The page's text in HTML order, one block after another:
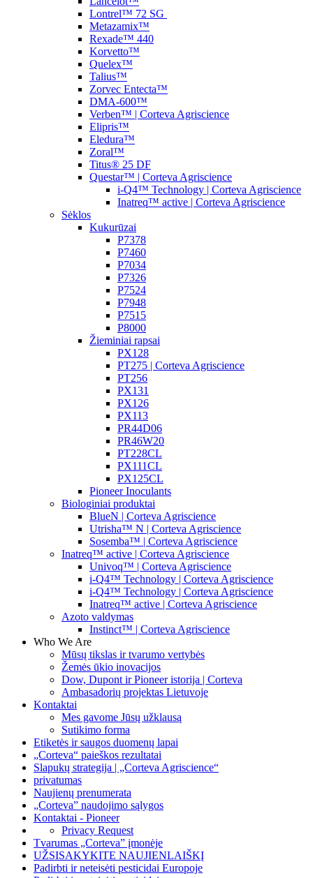
Lontrel™ 72 SG
Metazamix™
Rexade™ 440
Korvetto™
Quelex™
Talius™
Zorvec Entecta™
DMA-600™
Verben™ | Corteva Agriscience
Elipris™
Eledura™
Zoral™
Titus® 25 DF
Questar™ | Corteva Agriscience
i-Q4™ Technology | Corteva Agriscience
Inatreq™ active | Corteva Agriscience
Sėklos
Kukurūzai
P7378
P7460
P7034
P7326
P7524
P7948
P7515
P8000
Žieminiai rapsai
PX128
PT275 | Corteva Agriscience
PT256
PX131
PX126
PX113
PR44D06
PR46W20
PT228CL
PX111CL
PX125CL
Pioneer Inoculants
Biologiniai produktai
BlueN | Corteva Agriscience
Utrisha™ N | Corteva Agriscience
Sosemba™ | Corteva Agriscience
Inatreq™ active | Corteva Agriscience
Univoq™ | Corteva Agriscience
i-Q4™ Technology | Corteva Agriscience
i-Q4™ Technology | Corteva Agriscience
Inatreq™ active | Corteva Agriscience
Azoto valdymas
Instinct™ | Corteva Agriscience
Who We Are
Mūsų tikslas ir tvarumo vertybės
Žemės ūkio inovacijos
Dow, Dupont ir Pioneer istorija | Corteva
Ambasadorių projektas Lietuvoje
Kontaktai
Mes gavome Jūsų užklausą
Sutikimo forma
Etiketės ir saugos duomenų lapai
„Corteva“ paieškos rezultatai
Slapukų strategija | „Corteva Agriscience“
privatumas
Naujienų prenumerata
„Corteva” naudojimo sąlygos
Kontaktai - Pioneer
Privacy Request
Tvarumas „Corteva” įmonėje
UŽSISAKYKITE NAUJIENLAIŠKĮ
Padirbti ir neteisėti pesticidai Europoje